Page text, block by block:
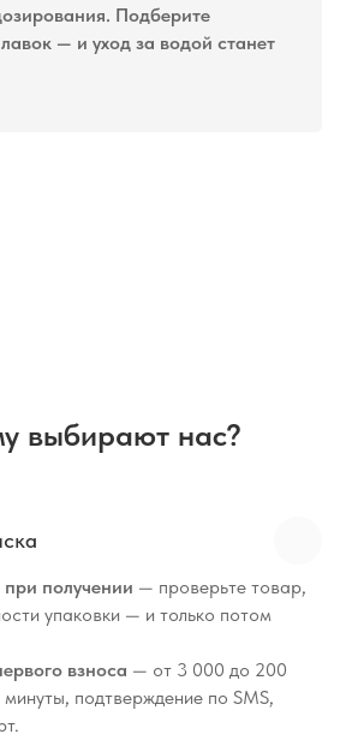
Подберите
— и уход за водой станет
выбирают нас?
получении — проверьте товар,
упаковки — и только потом
взноса — от 3 000 до 200
подтверждение по SMS,